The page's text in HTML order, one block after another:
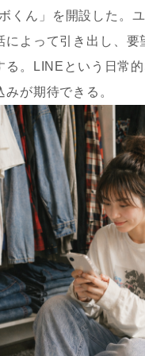
くん」を開設した。
よって引き出し、
。LINEという日常
が期待できる。